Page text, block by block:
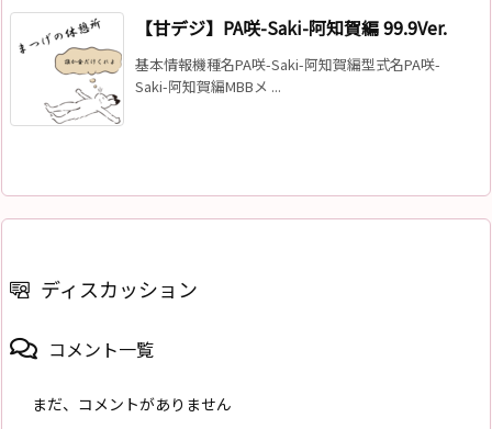
【甘デジ】PA咲-Saki-阿知賀編 99.9Ver.
基本情報機種名PA咲-Saki-阿知賀編型式名PA咲-
Saki-阿知賀編MBBメ ...
ディスカッション
コメント一覧
まだ、コメントがありません